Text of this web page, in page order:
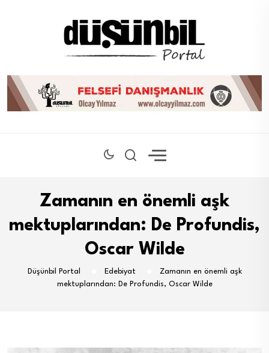
Zamanın en önemli aşk
mektuplarından: De Profundis,
Oscar Wilde
Düşünbil Portal Edebiyat
Zamanın en önemli aşk
mektuplarından: De Profundis, Oscar Wilde